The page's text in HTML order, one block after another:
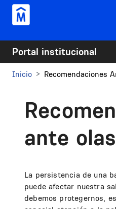
Pasar al contenido principal
Portal institucional
Inicio Recomendaciones
ante
La persistencia de una
puede afectar nuestra
debemos protegernos,